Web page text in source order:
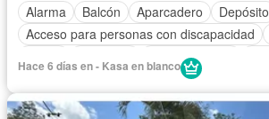
Alarma
Balcón Aparcadero
Depósito
Acceso para personas con discapacidad
Cocina integral
Vista panorámica
Cuarto de servicio
Piscina Agua
Hace 6 días en - Kasa en blanco